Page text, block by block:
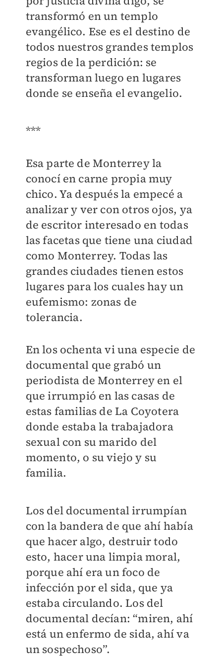
transformó en un templo
evangélico. Ese es el destino de
todos nuestros grandes templos
regios de la perdición: se
transforman luego en lugares
donde se enseña el evangelio.
***
Esa parte de Monterrey la
conocí en carne propia muy
chico. Ya después la empecé a
analizar y ver con otros ojos, ya
de escritor interesado en todas
las facetas que tiene una ciudad
como Monterrey. Todas las
grandes ciudades tienen estos
lugares para los cuales hay un
eufemismo: zonas de
tolerancia.
En los ochenta vi una especie de
documental que grabó un
periodista de Monterrey en el
que irrumpió en las casas de
estas familias de La Coyotera
donde estaba la trabajadora
sexual con su marido del
momento, o su viejo y su
familia.
Los del documental irrumpían
con la bandera de que ahí había
que hacer algo, destruir todo
esto, hacer una limpia moral,
porque ahí era un foco de
infección por el sida, que ya
estaba circulando. Los del
documental decían: “miren, ahí
está un enfermo de sida, ahí va
un sospechoso”.